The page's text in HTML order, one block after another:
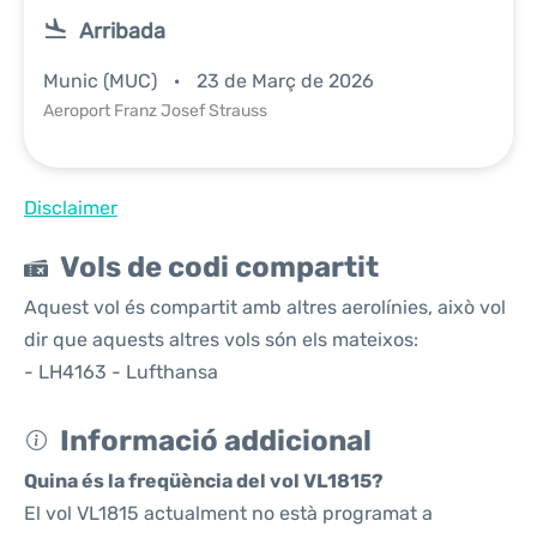
Arribada
Munic (MUC) 23 de Març de 2026
Aeroport Franz Josef Strauss
Disclaimer
Vols de codi compartit
Aquest vol és compartit amb altres aerolínies, això vol
dir que aquests altres vols són els mateixos:
- LH4163 - Lufthansa
Informació addicional
Quina és la freqüència del vol VL1815?
El vol VL1815 actualment no està programat a